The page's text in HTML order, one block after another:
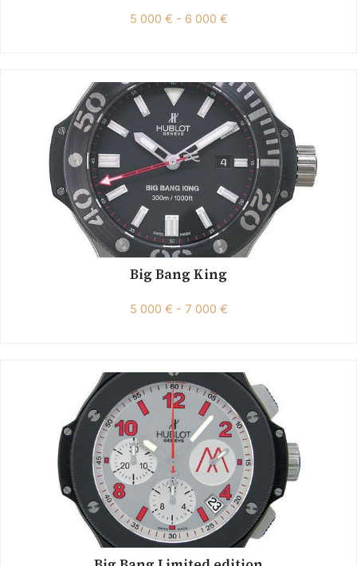
5 000 € - 6 000 €
Big Bang King
5 000 € - 7 000 €